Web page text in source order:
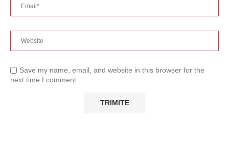
Save my name, email, and website in this browser for the
next time I comment.